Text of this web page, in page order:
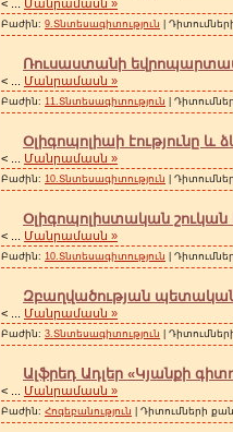
< Մանրամասն »
Բաժին: 9.Տնտեսագիտություն |
Ռուսաստանի
< Մանրամասն »
Բաժին: 11.Տնտեսագիտություն |
Օլիգոպոլիաի էությունը և
< Մանրամասն »
Բաժին: 10.Տնտեսագիտություն |
Օլիգոպոլիստական
< Մանրամասն »
Բաժին: 10.Տնտեսագիտություն |
Զբաղվածության պետական
< Մանրամասն »
Բաժին: 3.Տնտեսագիտություն |
Ալֆրեդ Ադլեր «Կյանքի
< Մանրամասն »
Բաժին: Հոգեբանություն | Դիտումների